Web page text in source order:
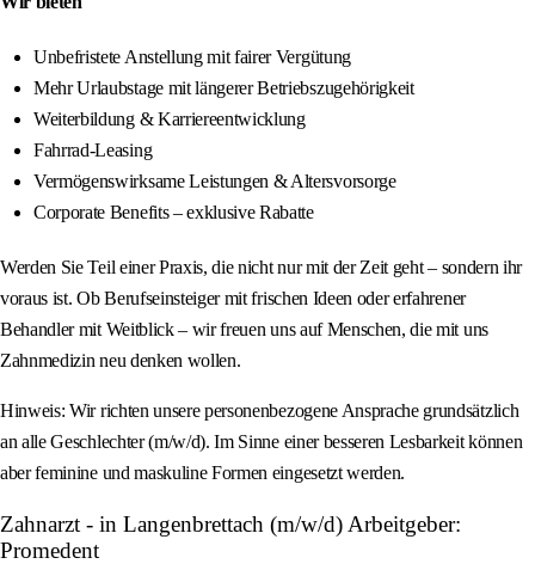
Unbefristete Anstellung mit fairer Vergütung
Mehr Urlaubstage mit längerer Betriebszugehörigkeit
Weiterbildung & Karriereentwicklung
Fahrrad-Leasing
Vermögenswirksame Leistungen & Altersvorsorge
Corporate Benefits – exklusive Rabatte
Werden Sie Teil einer Praxis, die nicht nur mit der Zeit geht – sondern ihr
voraus ist. Ob Berufseinsteiger mit frischen Ideen oder erfahrener
Behandler mit Weitblick – wir freuen uns auf Menschen, die mit uns
Zahnmedizin neu denken wollen.
Hinweis: Wir richten unsere personenbezogene Ansprache grundsätzlich
an alle Geschlechter (m/w/d). Im Sinne einer besseren Lesbarkeit können
aber feminine und maskuline Formen eingesetzt werden.
Zahnarzt - in Langenbrettach (m/w/d) Arbeitgeber:
Promedent